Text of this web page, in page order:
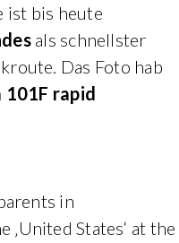
ist bis heute
als schnellster
Das Foto hab
101F rapid
in
‚United States‘ at the